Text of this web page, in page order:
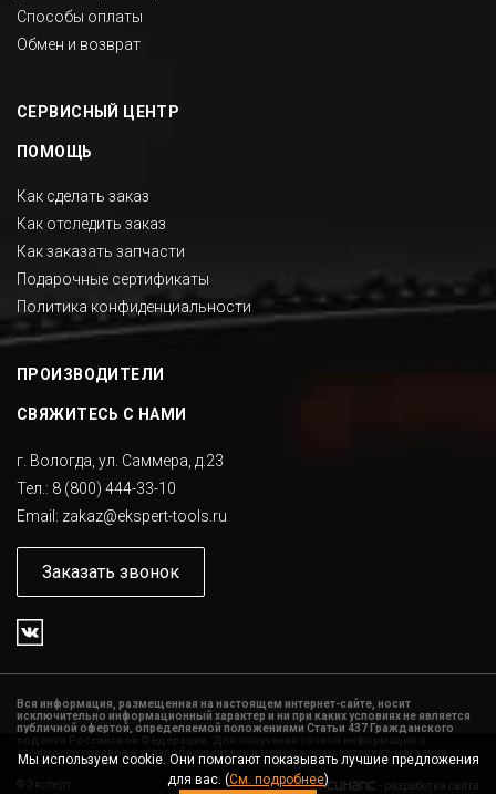
Способы оплаты
Обмен и возврат
СЕРВИСНЫЙ ЦЕНТР
ПОМОЩЬ
Как сделать заказ
Как отследить заказ
Как заказать запчасти
Подарочные сертификаты
Политика конфиденциальности
ПРОИЗВОДИТЕЛИ
СВЯЖИТЕСЬ С НАМИ
г. Вологда, ул. Саммера, д.23
Тел.: 8 (800) 444-33-10
Email: zakaz@ekspert-tools.ru
Заказать звонок
Вся информация, размещенная на настоящем интернет-сайте, носит
исключительно информационный характер и ни при каких условиях не является
публичной офертой, определяемой положениями Статьи 437 Гражданского
стоимости товаров и услуг обращайтесь к менеджерам интернет-магазина.
© Эксперт разработка сайта
Мы используем cookie. Они помогают показывать лучшие предложения
для вас. (См. подробнее)